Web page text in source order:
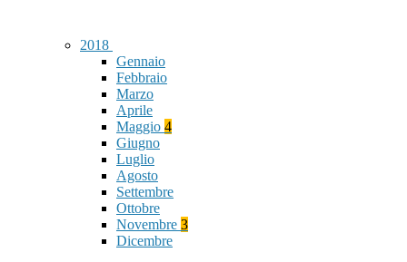
2018
Gennaio
Febbraio
Marzo
Aprile
Maggio 4
Giugno
Luglio
Agosto
Settembre
Ottobre
Novembre 3
Dicembre